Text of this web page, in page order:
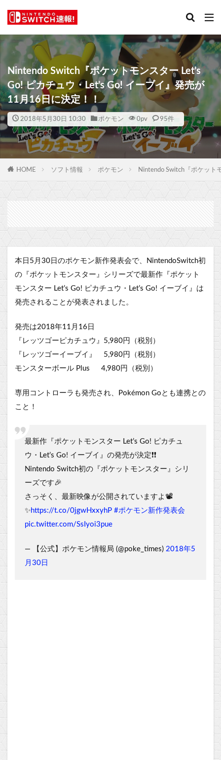
Nintendo Switch『ポケットモンスター Let’s
Go! ピカチュウ・Let’s Go! イーブイ』発売が
11月16日に決定！！
2018年5月30日 10:30 ポケモン 0pv 95件
HOME ソフト情報 ポケモン Nintendo Switch『ポケット
本日5月30日のポケモン新作発表会で、NintendoSwitch初
の『ポケットモンスター』シリーズで最新作『ポケット
モンスター Let’s Go! ピカチュウ・Let’s Go! イーブイ』は
発売されることが発表されました。
発売は2018年11月16日
『レッツゴーピカチュウ』5,980円（税別）
『レッツゴーイーブイ』 5,980円（税別）
モンスターボール Plus 4,980円（税別）
専用コントローラも発売され、Pokémon Goとも連携との
こと！
最新作『ポケットモンスター Let’s Go! ピカチュ
ウ・Let’s Go! イーブイ』の発売が決定❗️❗️
Nintendo Switch初の『ポケットモンスター』シリ
ーズです🎉
さっそく、最新映像が公開されていますよ📽
✨https://t.co/0jgwHxxyhP #ポケモン新作発表会
pic.twitter.com/SsIyoi3pue
— 【公式】ポケモン情報局 (@poke_times) 2018年5
月30日